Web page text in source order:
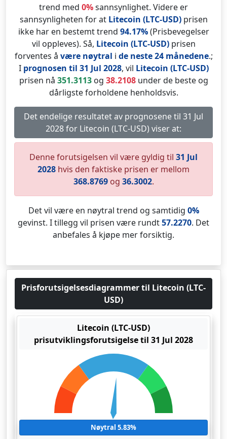
trend med 0%sannsynlighet. Videre er
sannsynligheten for at Litecoin (LTC-USD)prisen
ikke har en bestemt trend 94.17%(Prisbevegelser
vil oppleves). Så, Litecoin (LTC-USD)prisen
forventes å være nøytral i de neste 24 månedene.;
I prognosen til 31 Jul 2028, vil Litecoin (LTC-USD)
prisen nå 351.3113og 38.2108under de beste og
dårligste forholdene henholdsvis.
Det endelige resultatet av prognosene til 31 Jul
2028 for Litecoin (LTC-USD) viser at:
Denne forutsigelsen vil være gyldig til 31 Jul
2028 hvis den faktiske prisen er mellom
368.8769og 36.3002.
Det vil være en nøytral trend og samtidig 0%
gevinst. I tillegg vil prisen være rundt57.2270. Det
anbefales å kjøpe mer forsiktig.
Prisforutsigelsesdiagrammer til Litecoin (LTC-
USD)
Litecoin (LTC-USD)
prisutviklingsforutsigelse til 31 Jul 2028
Nøytral 5.83%